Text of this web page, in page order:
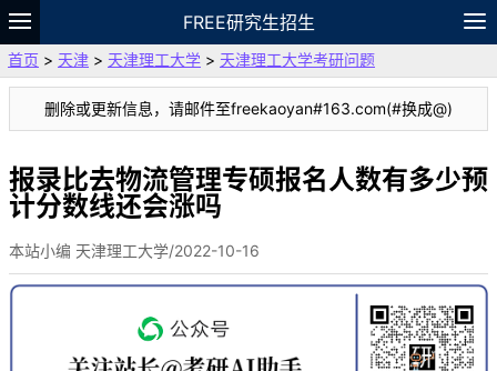
FREE研究生招生
题库
故事 专题 APP 笔记
论坛
VIP
资料
首页 > 天津 > 天津理工大学 > 天津理工大学考研问题
删除或更新信息，请邮件至freekaoyan#163.com(#换成@)
报录比去物流管理专硕报名人数有多少预
计分数线还会涨吗
本站小编 天津理工大学/2022-10-16